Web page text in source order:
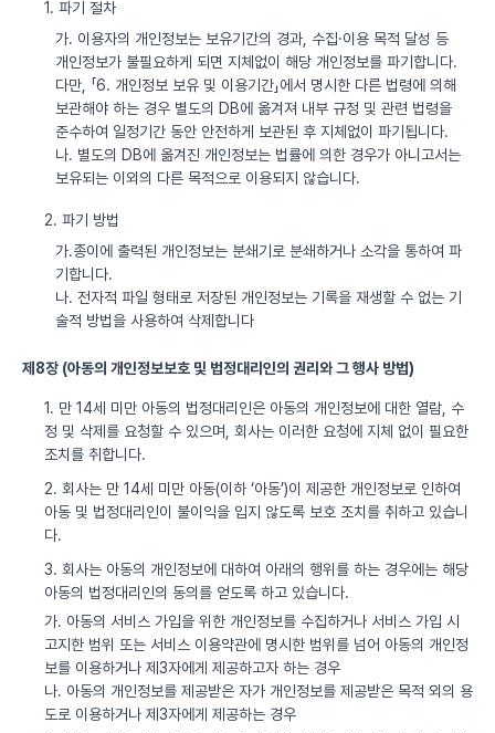
1. 파기 절차
가. 이용자의 개인정보는 보유기간의 경과, 수집·이용 목적 달성 등
개인정보가 불필요하게 되면 지체없이 해당 개인정보를 파기합니다.
다만, 「6. 개인정보 보유 및 이용기간」에서 명시한 다른 법령에 의해
보관해야 하는 경우 별도의 DB에 옮겨져 내부 규정 및 관련 법령을
준수하여 일정기간 동안 안전하게 보관된 후 지체없이 파기됩니다.
나. 별도의 DB에 옮겨진 개인정보는 법률에 의한 경우가 아니고서는
보유되는 이외의 다른 목적으로 이용되지 않습니다.
2. 파기 방법
가.종이에 출력된 개인정보는 분쇄기로 분쇄하거나 소각을 통하여 파
기합니다.
나. 전자적 파일 형태로 저장된 개인정보는 기록을 재생할 수 없는 기
술적 방법을 사용하여 삭제합니다
제8장 (아동의 개인정보보호 및 법정대리인의 권리와 그 행사 방법)
1. 만 14세 미만 아동의 법정대리인은 아동의 개인정보에 대한 열람, 수
정 및 삭제를 요청할 수 있으며, 회사는 이러한 요청에 지체 없이 필요한
조치를 취합니다.
2. 회사는 만 14세 미만 아동(이하 ‘아동’)이 제공한 개인정보로 인하여
아동 및 법정대리인이 불이익을 입지 않도록 보호 조치를 취하고 있습니
다.
3. 회사는 아동의 개인정보에 대하여 아래의 행위를 하는 경우에는 해당
아동의 법정대리인의 동의를 얻도록 하고 있습니다.
가. 아동의 서비스 가입을 위한 개인정보를 수집하거나 서비스 가입 시
고지한 범위 또는 서비스 이용약관에 명시한 범위를 넘어 아동의 개인정
보를 이용하거나 제3자에게 제공하고자 하는 경우
나. 아동의 개인정보를 제공받은 자가 개인정보를 제공받은 목적 외의 용
도로 이용하거나 제3자에게 제공하는 경우